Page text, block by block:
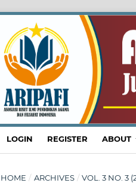
LOGIN REGISTER ABOUT
HOME / ARCHIVES / VOL. 3 NO. 3